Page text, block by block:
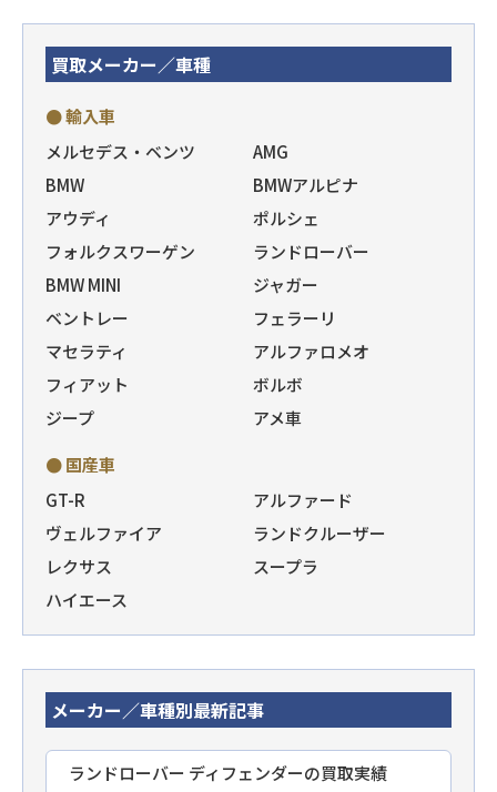
買取メーカー／車種
● 輸入車
メルセデス・ベンツ
AMG
BMW
BMWアルピナ
アウディ
ポルシェ
フォルクスワーゲン
ランドローバー
BMW MINI
ジャガー
ベントレー
フェラーリ
マセラティ
アルファロメオ
フィアット
ボルボ
ジープ
アメ車
● 国産車
GT-R
アルファード
ヴェルファイア
ランドクルーザー
レクサス
スープラ
ハイエース
メーカー／車種別最新記事
ランドローバー ディフェンダーの買取実績